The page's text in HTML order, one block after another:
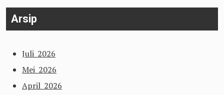
Arsip
Juli 2026
Mei 2026
April 2026